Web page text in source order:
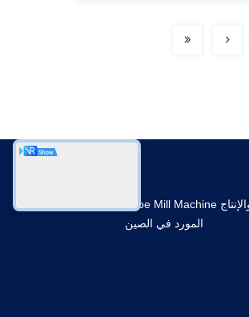
أكبر البحوث والتطوير والإنتاج Tube Mill Machine
المورد في الصين